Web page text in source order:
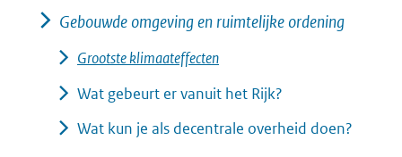
Gebouwde omgeving en ruimtelijke ordening
Grootste klimaateffecten
Wat gebeurt er vanuit het Rijk?
Wat kun je als decentrale overheid doen?